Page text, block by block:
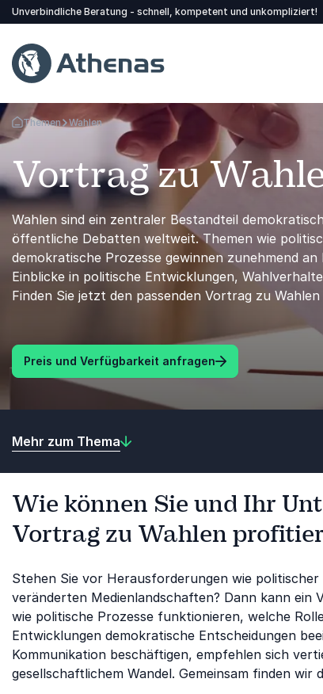
Unverbindliche Beratung - schnell, kompetent und unkompliziert!
Zurück zur Startseite
Themen Wahlen
Vortrag zu
Wahlen sind ein zentraler Bestandteil
öffentliche Debatten weltweit. Themen wie
demokratische Prozesse gewinnen zunehmend
Einblicke in politische Entwicklungen,
Finden Sie jetzt den passenden Vortrag zu
Preis und Verfügbarkeit anfragen
Mehr zum Thema
Wie können Sie und Ihr
Vortrag zu Wahlen
Stehen Sie vor Herausforderungen wie
veränderten Medienlandschaften? Dann kann
wie politische Prozesse funktionieren, welche
Entwicklungen demokratische Entscheidungen
Kommunikation beschäftigen, empfehlen sich
gesellschaftlichem Wandel. Gemeinsam finden